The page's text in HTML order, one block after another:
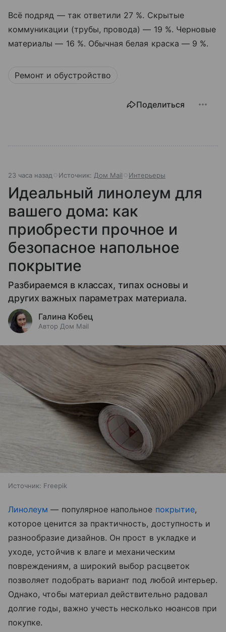
Всё подряд — так ответили 27 %. Скрытые
коммуникации (трубы, провода) — 19 %. Черновые
материалы — 16 %. Обычная белая краска — 9 %.
Ремонт и обустройство
Поделиться
23 часа назад Источник: Дом Mail Интерьеры
Идеальный линолеум для
вашего дома: как
приобрести прочное и
безопасное напольное
покрытие
Разбираемся в классах, типах основы и
других важных параметрах материала.
Галина Кобец
Автор Дом Mail
Источник: Freepik
Линолеум — популярное напольное покрытие,
которое ценится за практичность, доступность и
разнообразие дизайнов. Он прост в укладке и
уходе, устойчив к влаге и механическим
повреждениям, а широкий выбор расцветок
позволяет подобрать вариант под любой интерьер.
Однако, чтобы материал действительно радовал
долгие годы, важно учесть несколько нюансов при
покупке.